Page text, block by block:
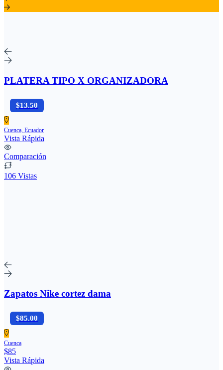
PLATERA TIPO X ORGANIZADORA
$13.50
Cuenca, Ecuador
Vista Rápida
Comparación
106 Vistas
Zapatos Nike cortez dama
$85.00
Cuenca
$85
Vista Rápida